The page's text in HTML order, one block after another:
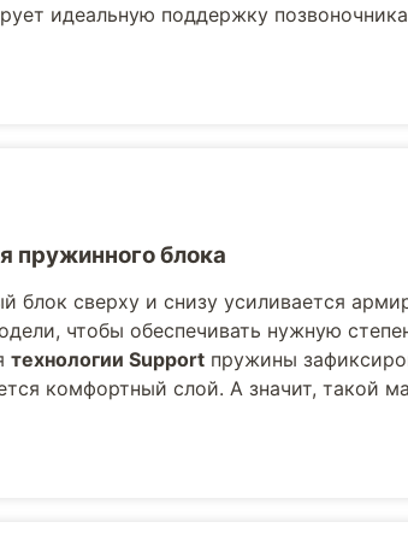
идеальную поддержку
пружинного блока
блок сверху и снизу усиливается
чтобы обеспечивать нужную
технологии Supportпружины
комфортный слой. А значит, такой